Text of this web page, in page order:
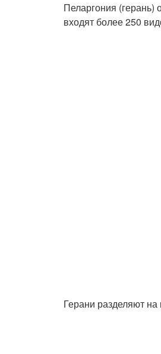
Пеларгония (герань)
входят более 250
Герани разделяют на